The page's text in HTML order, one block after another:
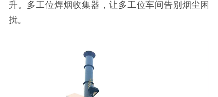
升。多工位焊烟收集器，让多工位车间告别烟尘困
扰。